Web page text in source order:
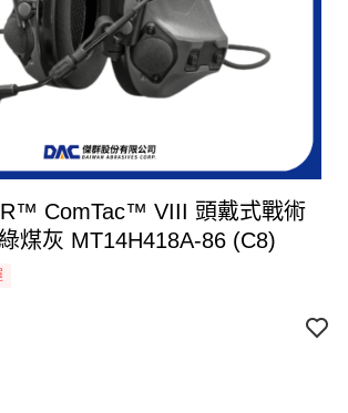
ComTac™ VIII 頭戴式戰術
煤灰 MT14H418A-86 (C8)